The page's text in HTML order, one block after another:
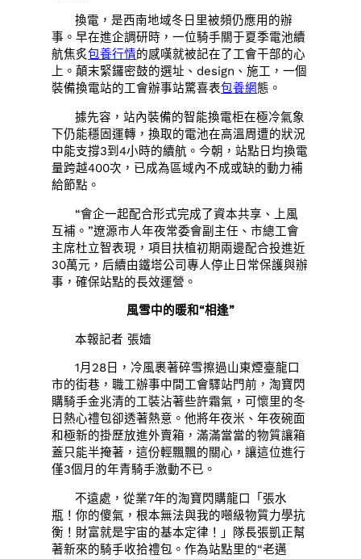
換電，是西南地域冬日里被頻仍應用的辦
事。早在進企調研時，一位騎手關于夏季電池續
航焦炙包養行情的感嘆就被記在了工會干部的心
上。顛末緊鑼密鼓的選址、design、施工，一個
裝備換電站的工會辦事站驚喜表包養網態。
據先容，站內裝備的智能換電柜在極冷氣象
下仍能穩固運轉，換取的電池在高溫周遭的狀況
中能支撐3到4小時的續航。今朝，站點日均換電
量跨越400次，已成為區域內不成或缺的動力補
給節點。
“會企一起配合形式完成了資本共享、上風
互補。”遼源市人年夜常委會副主任、市總工會
主席杜立智表現，項目扶植初期兩邊配合投進近
30萬元，后續由鐵塔公司專人停止日常保護與辦
事，確保站點的長效運營。
風雪中的暖和“相逢”
本報記者 張嬙
1月28日，冷風裹著碎雪擦過山東煙臺龍口
市的街巷，職工辦事中間工會驛站門前，淘寶閃
購騎手金兆清的工裝沾著些許霜氣，可懷里的冬
日熱心禮包卻透著熱意。他將年夜米、年夜碗面
和極新的掛歷放進外賣箱，滿滿當當的物質讓箱
蓋只能半掩著，這份輕飄飄的關心，讓這位進行
僅3個月的年青騎手激動不已。
不遠處，從業7年的淘寶閃購龍口「張水
瓶！你的傻氣，根本無法與我的噸級物質力學抗
衡！財富就是宇宙的基本定律！」隊長張凱正幫
著新來的騎手收拾禮包。作為站點里的“老邁